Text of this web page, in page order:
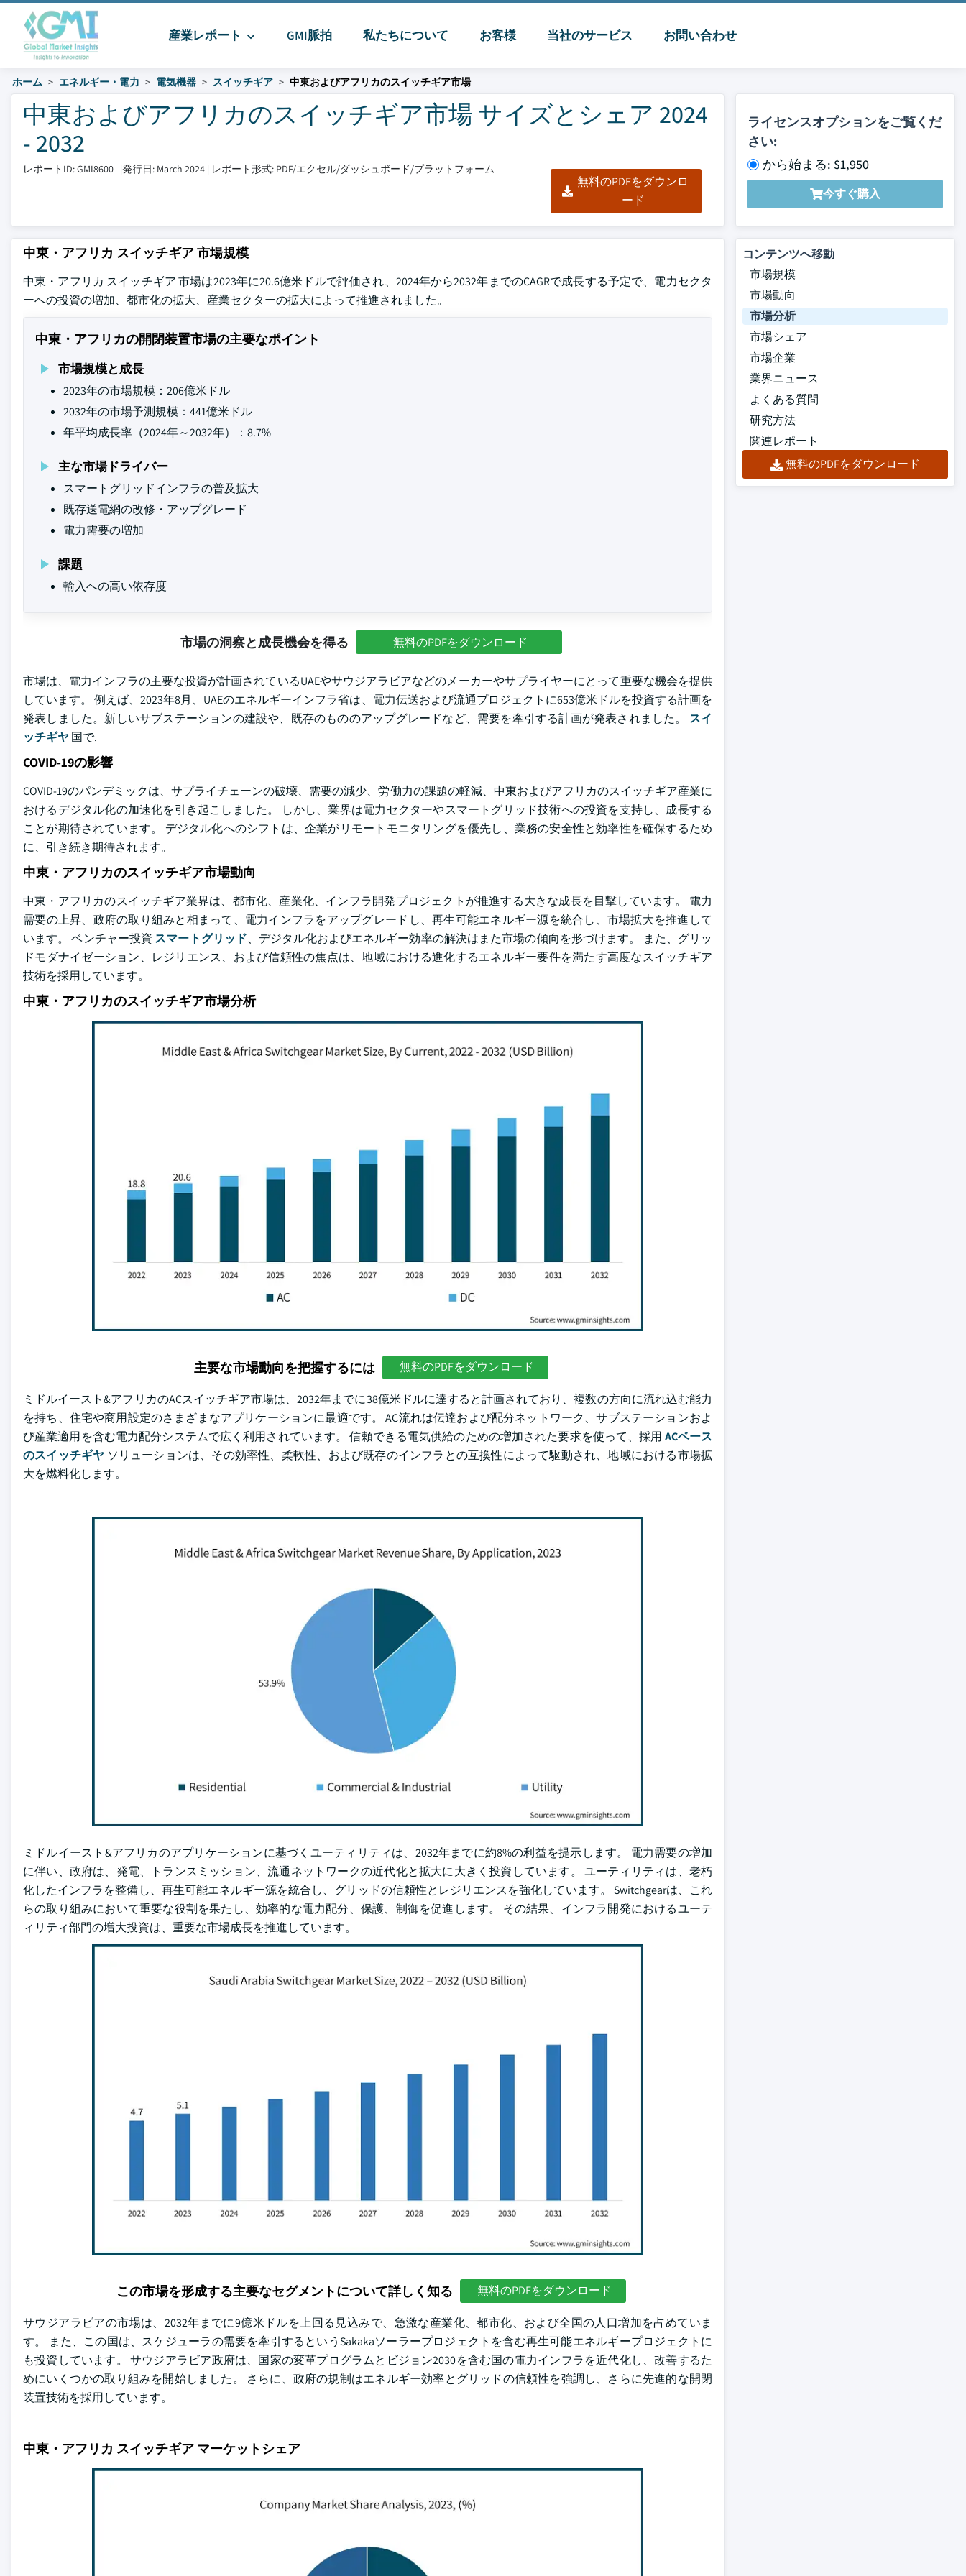
産業レポート GMI脈拍 私たちについて お客様 当社のサービス お問い合わせ
ホーム エネルギー・電力 電気機器 スイッチギア 中東およびアフリカのスイッチギア市場
中東およびアフリカのスイッチギア市場 サイズとシェア 2024
- 2032
レポートID: GMI8600 |発行日: March 2024 | レポート形式: PDF/エクセル/ダッシュボード/プラットフォーム
無料のPDFをダウンロ
ード
ライセンスオプションをご覧くだ
さい:
から始まる: $1,950
今すぐ購入
中東・アフリカ スイッチギア 市場規模
中東・アフリカ スイッチギア 市場は2023年に20.6億米ドルで評価され、2024年から2032年までのCAGRで成長する予定で、電力セクタ
ーへの投資の増加、都市化の拡大、産業セクターの拡大によって推進されました。
中東・アフリカの開閉装置市場の主要なポイント
市場規模と成長
2023年の市場規模：206億米ドル
2032年の市場予測規模：441億米ドル
年平均成長率（2024年～2032年）：8.7%
主な市場ドライバー
スマートグリッドインフラの普及拡大
既存送電網の改修・アップグレード
電力需要の増加
課題
輸入への高い依存度
市場の洞察と成長機会を得る 無料のPDFをダウンロード
市場は、電力インフラの主要な投資が計画されているUAEやサウジアラビアなどのメーカーやサプライヤーにとって重要な機会を提供
しています。 例えば、2023年8月、UAEのエネルギーインフラ省は、電力伝送および流通プロジェクトに653億米ドルを投資する計画を
発表しました。新しいサブステーションの建設や、既存のもののアップグレードなど、需要を牽引する計画が発表されました。 スイ
ッチギヤ国で.
COVID-19の影響
COVID-19のパンデミックは、サプライチェーンの破壊、需要の減少、労働力の課題の軽減、中東およびアフリカのスイッチギア産業に
おけるデジタル化の加速化を引き起こしました。 しかし、業界は電力セクターやスマートグリッド技術への投資を支持し、成長する
ことが期待されています。 デジタル化へのシフトは、企業がリモートモニタリングを優先し、業務の安全性と効率性を確保するため
に、引き続き期待されます。
中東・アフリカのスイッチギア市場動向
中東・アフリカのスイッチギア業界は、都市化、産業化、インフラ開発プロジェクトが推進する大きな成長を目撃しています。 電力
需要の上昇、政府の取り組みと相まって、電力インフラをアップグレードし、再生可能エネルギー源を統合し、市場拡大を推進して
います。 ベンチャー投資 スマートグリッド、デジタル化およびエネルギー効率の解決はまた市場の傾向を形づけます。 また、グリッ
ドモダナイゼーション、レジリエンス、および信頼性の焦点は、地域における進化するエネルギー要件を満たす高度なスイッチギア
技術を採用しています。
中東・アフリカのスイッチギア市場分析
主要な市場動向を把握するには 無料のPDFをダウンロード
ミドルイースト&アフリカのACスイッチギア市場は、2032年までに38億米ドルに達すると計画されており、複数の方向に流れ込む能力
を持ち、住宅や商用設定のさまざまなアプリケーションに最適です。 AC流れは伝達および配分ネットワーク、サブステーションおよ
び産業適用を含む電力配分システムで広く利用されています。 信頼できる電気供給のための増加された要求を使って、採用 ACベース
のスイッチギヤ ソリューションは、その効率性、柔軟性、および既存のインフラとの互換性によって駆動され、地域における市場拡
大を燃料化します。
ミドルイースト&アフリカのアプリケーションに基づくユーティリティは、2032年までに約8%の利益を提示します。 電力需要の増加
に伴い、政府は、発電、トランスミッション、流通ネットワークの近代化と拡大に大きく投資しています。 ユーティリティは、老朽
化したインフラを整備し、再生可能エネルギー源を統合し、グリッドの信頼性とレジリエンスを強化しています。 Switchgearは、これ
らの取り組みにおいて重要な役割を果たし、効率的な電力配分、保護、制御を促進します。 その結果、インフラ開発におけるユーテ
ィリティ部門の増大投資は、重要な市場成長を推進しています。
この市場を形成する主要なセグメントについて詳しく知る 無料のPDFをダウンロード
サウジアラビアの市場は、2032年までに9億米ドルを上回る見込みで、急激な産業化、都市化、および全国の人口増加を占めていま
す。 また、この国は、スケジューラの需要を牽引するというSakakaソーラープロジェクトを含む再生可能エネルギープロジェクトに
も投資しています。 サウジアラビア政府は、国家の変革プログラムとビジョン2030を含む国の電力インフラを近代化し、改善するた
めにいくつかの取り組みを開始しました。 さらに、政府の規制はエネルギー効率とグリッドの信頼性を強調し、さらに先進的な開閉
装置技術を採用しています。
中東・アフリカ スイッチギア マーケットシェア
コンテンツへ移動
市場規模
市場動向
市場分析
市場シェア
市場企業
業界ニュース
よくある質問
研究方法
関連レポート
無料のPDFをダウンロード